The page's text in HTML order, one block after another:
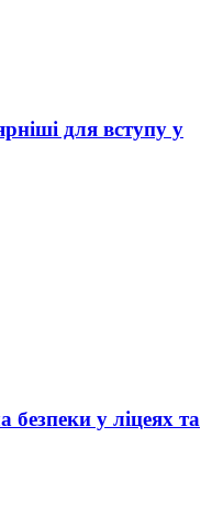
для вступу у
у ліцеях та